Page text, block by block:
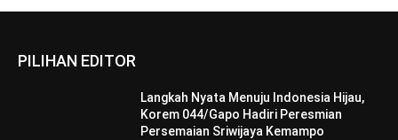
PILIHAN EDITOR
Langkah Nyata Menuju Indonesia Hijau,
Korem 044/Gapo Hadiri Peresmian
Persemaian Sriwijaya Kemampo